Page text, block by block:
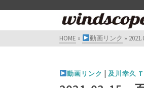
HOME » 動画リンク »
動画リンク | 及川幸久